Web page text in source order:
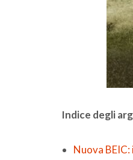
Indice degli
Nuova BEIC: